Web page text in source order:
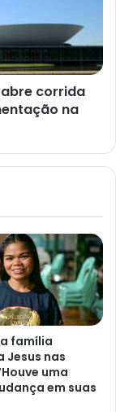
abre corrida
na
família
Jesus nas
uma
em suas